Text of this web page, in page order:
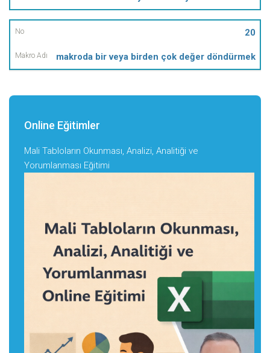
20
makroda bir veya birden çok değer döndürmek
Online Eğitimler
Mali Tabloların Okunması, Analizi, Analitiği ve
Yorumlanması Eğitimi